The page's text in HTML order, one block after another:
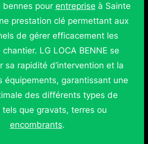
bennes pour entreprise à Sainte
prestation clé permettant aux
de gérer efficacement les
LG LOCA BENNE se
sa rapidité d’intervention et la
équipements, garantissant une
des différents types de
que gravats, terres ou
encombrants.